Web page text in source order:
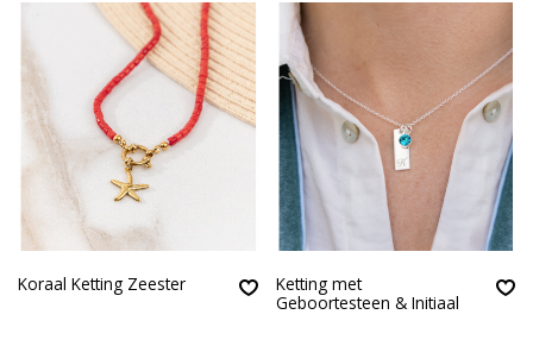
Koraal Ketting Zeester
Ketting met
Geboortesteen & Initiaal